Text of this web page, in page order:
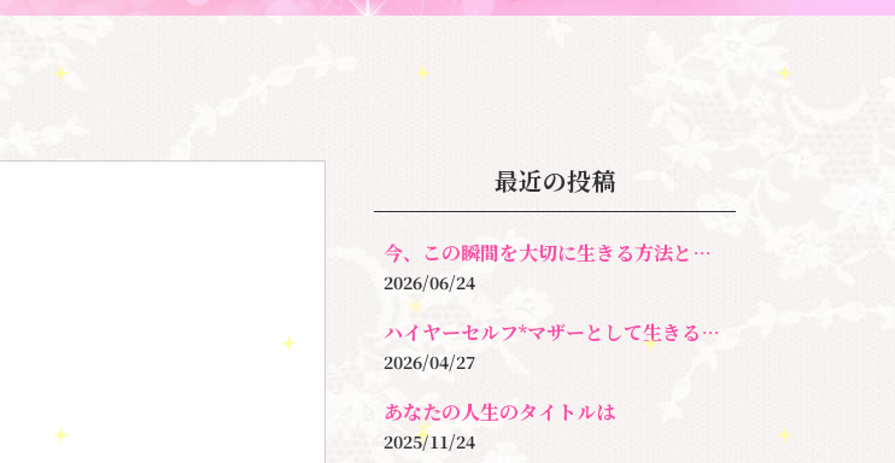
最近の投稿
今、この瞬間を大切に生きる方法とは！
2026/06/24
ハイヤーセルフ*マザーとして生きるとは？
2026/04/27
あなたの人生のタイトルは
2025/11/24